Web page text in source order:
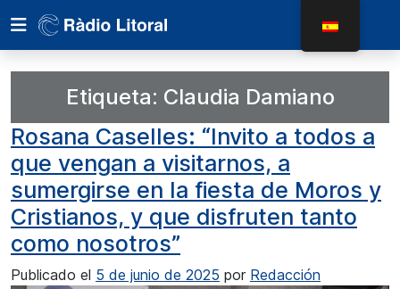
Etiqueta: Claudia Damiano
Rosana Caselles: “Invito a todos a
que vengan a visitarnos, a
sumergirse en la fiesta de Moros y
Cristianos, y que disfruten tanto
como nosotros”
Publicado el 5 de junio de 2025 por Redacción